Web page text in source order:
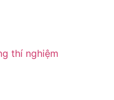
thí nghiệm